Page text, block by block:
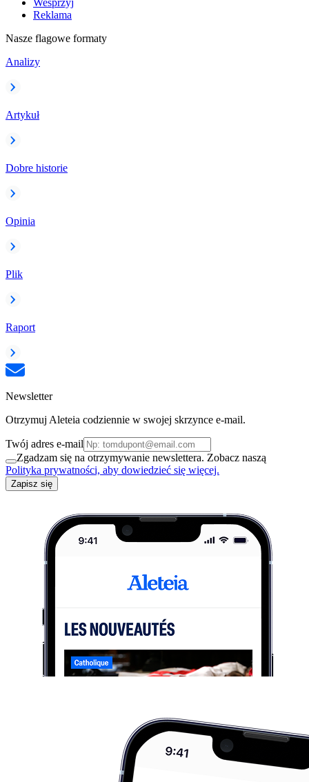
Wesprzyj
Reklama
Nasze flagowe formaty
Analizy
Artykuł
Dobre historie
Opinia
Plik
Raport
Newsletter
Otrzymuj Aleteia codziennie w swojej skrzynce e-mail.
Twój adres e-mail
Zgadzam się na otrzymywanie newslettera. Zobacz naszą
Polityka prywatności, aby dowiedzieć się więcej.
Zapisz się